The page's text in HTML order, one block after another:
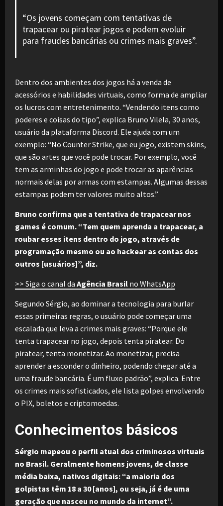
“Os jovens começam com tentativas de
trapacear ou piratear jogos e podem evoluir
para fraudes bancárias ou crimes mais graves”.
Dentro dos ambientes dos jogos há a venda de
acessórios e habilidades virtuais, como forma de ampliar
os lucros com entretenimento. “Vendendo itens como
poderes e coisas do tipo”, explica Bruno Vilela, 30 anos,
usuário da plataforma Discord. Ele ajuda com um
exemplo: “No Counter Strike, que eu jogo, existem skins,
que são artes que você pode trocar. Por exemplo, você
tem as arminhas do jogo e pode trocar as aparências
normais delas por armas com estampas. Algumas dessas
estampas podem ter valores muito altos.”
Bruno confirma que a tentativa de trapacear nos
games é comum. “Tem quem aprenda a trapacear, a
roubar esses itens dentro do jogo, através de
programação mesmo ou ao hackear as contas dos
outros [usuários]”, diz.
>> Siga o canal da Agência Brasil no WhatsApp
Segundo Sérgio, ao dominar a tecnologia para burlar
essas primeiras regras, o usuário pode começar uma
escalada que leva a crimes mais graves: “Porque ele
tenta trapacear no jogo, depois tenta piratear. Do
piratear, tenta monetizar. Ao monetizar, precisa
aprender a esconder o dinheiro, podendo chegar até a
uma fraude bancária. É um fluxo padrão”, explica. Entre
os crimes mais sofisticados, ele lista golpes envolvendo
o PIX, boletos e criptomoedas.
Conhecimentos básicos
Sérgio mapeou o perfil atual dos criminosos virtuais
no Brasil. Geralmente homens jovens, de classe
média baixa, nativos digitais: “a maioria dos
golpistas têm 18 a 30 [anos], ou seja, já é de uma
geração que nasceu no mundo da internet”.